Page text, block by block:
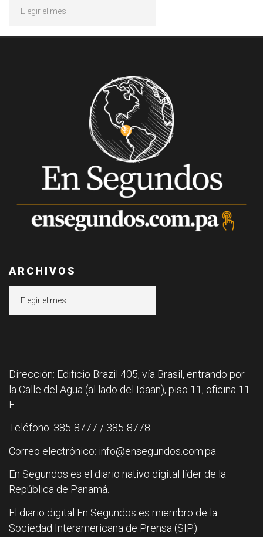
ARCHIVOS
Dirección: Edificio Brazil 405, vía Brasil, entrando por
la Calle del Agua (al lado del Idaan), piso 11, oficina 11
F.
Teléfono: 385-8777 / 385-8778
Correo electrónico: info@ensegundos.com.pa
En Segundos es el diario nativo digital líder de la
República de Panamá.
El diario digital En Segundos es miembro de la
Sociedad Interamericana de Prensa (SIP).